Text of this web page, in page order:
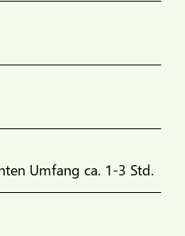
Umfang ca. 1-3 Std.